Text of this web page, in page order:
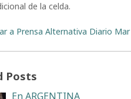
de la celda.
a Prensa Alternativa Diario
Posts
En ARGENTINA